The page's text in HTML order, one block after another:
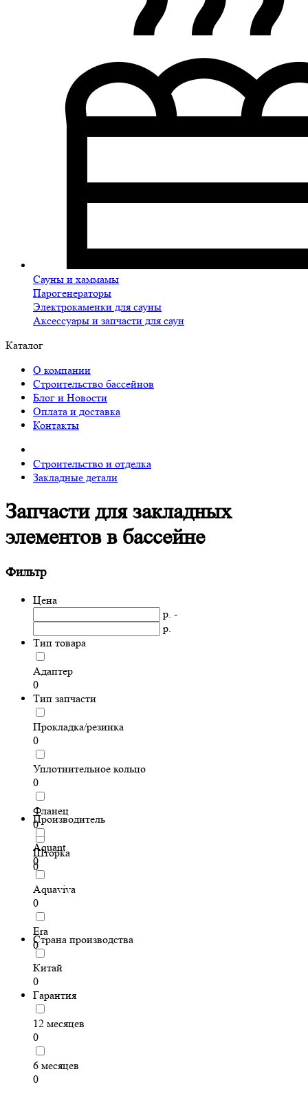
Сауны и хаммамы
Парогенераторы
Электрокаменки для сауны
Аксессуары и запчасти для саун
Каталог
О компании
Строительство бассейнов
Блог и Новости
Оплата и доставка
Контакты
Строительство и отделка
Закладные детали
Запчасти для закладных
элементов в бассейне
Фильтр
Цена
р. -
р.
Тип товара
Адаптер
0
Тип запчасти
Прокладка/резинка
0
Уплотнительное кольцо
0
Фланец
0
Шторка
0
Производитель
Aquant
0
Aquaviva
0
Era
0
Страна производства
Китай
0
Гарантия
12 месяцев
0
6 месяцев
0